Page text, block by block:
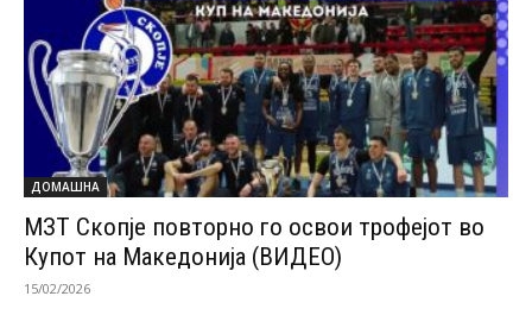
ДОМАШНА
МЗТ Скопје повторно го освои трофејот во
Купот на Македонија (ВИДЕО)
15/02/2026